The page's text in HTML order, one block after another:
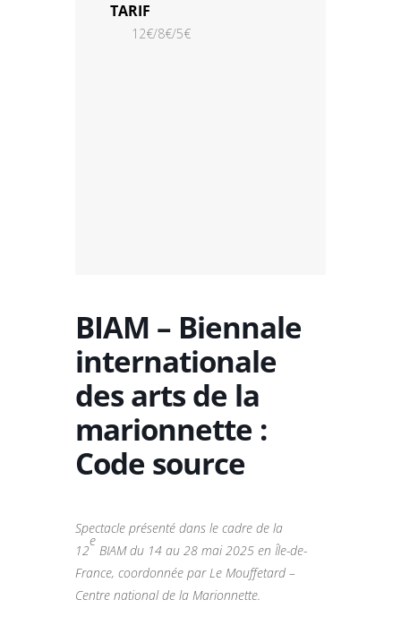
TARIF
12€/8€/5€
BIAM – Biennale
internationale
des arts de la
marionnette :
Code source
Spectacle présenté dans le cadre de la
12
e
BIAM du 14 au 28 mai 2025 en Île-de-
France, coordonnée par Le Mouffetard –
Centre national de la Marionnette.